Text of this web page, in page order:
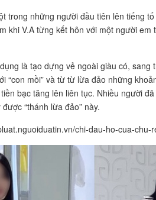
trong những người đầu tiên lên tiếng
khi V.A từng kết hôn với một người
là tạo dựng vẻ ngoài giàu có,
“con mồi” và từ từ lừa đảo những
bạc tăng lên liên tục. Nhiều người
“thánh lừa đảo” này.
chi-dau-ho-cua-